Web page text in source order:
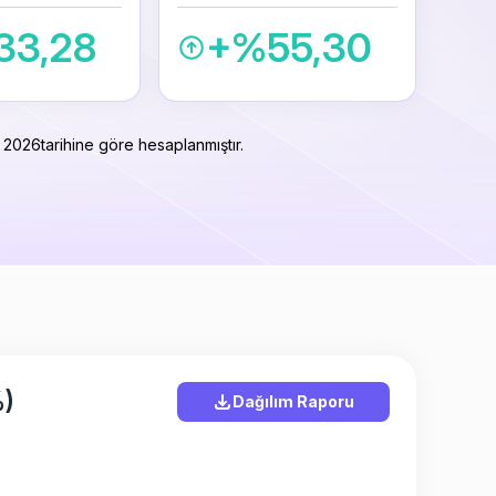
+%55,30
tarihine göre hesaplanmıştır.
Dağılım Raporu